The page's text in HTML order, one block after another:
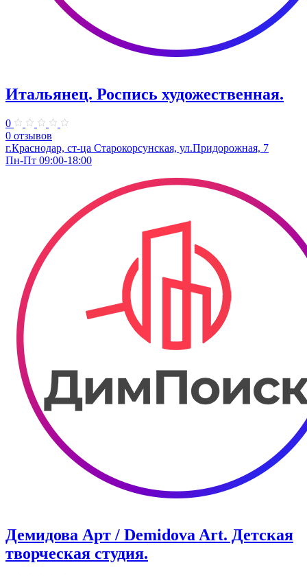
Итальянец. Роспись художественная.
0
0 отзывов
г.Краснодар, ст-ца Старокорсунская, ул.Придорожная, 7
Пн-Пт 09:00-18:00
Демидова Арт / Demidova Art. Детская
творческая студия.